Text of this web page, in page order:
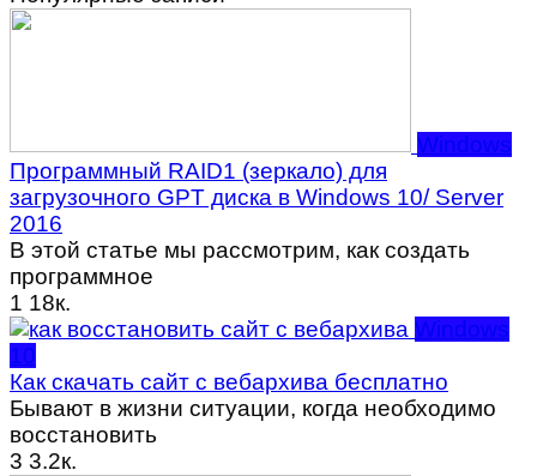
Windows
Программный RAID1 (зеркало) для
загрузочного GPT диска в Windows 10/ Server
2016
В этой статье мы рассмотрим, как создать
программное
1 18к.
Windows
10
Как скачать сайт с вебархива бесплатно
Бывают в жизни ситуации, когда необходимо
восстановить
3 3.2к.